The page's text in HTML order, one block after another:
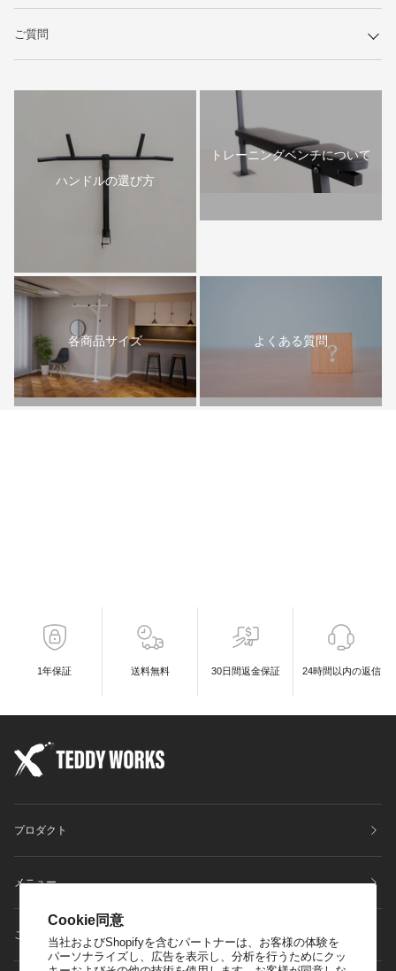
Cookie同意
当社およびShopifyを含むパートナーは、お客様の体験を
パーソナライズし、広告を表示し、分析を行うためにクッ
ご質問
ハンドルの選び方
トレーニングベンチについて
各商品サイズ よくある質問
1年保証 送料無料 30日間返金保証 24時間以内の返信
プロダクト
メニュー
ご利用ガイドについて